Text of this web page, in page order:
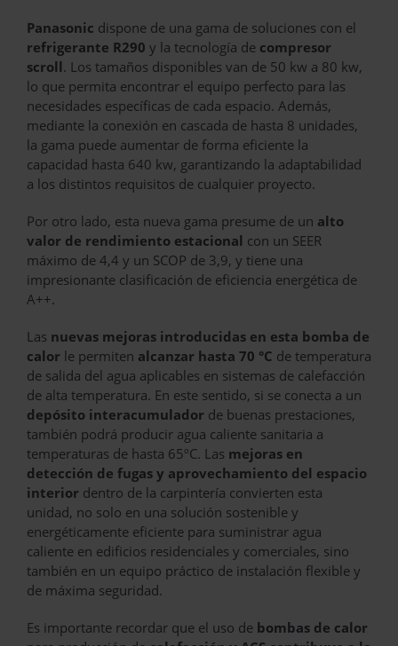
Panasonic dispone de una gama de soluciones con el
refrigerante R290 y la tecnología de compresor
scroll. Los tamaños disponibles van de 50 kw a 80 kw,
lo que permita encontrar el equipo perfecto para las
necesidades específicas de cada espacio. Además,
mediante la conexión en cascada de hasta 8 unidades,
la gama puede aumentar de forma eficiente la
capacidad hasta 640 kw, garantizando la adaptabilidad
a los distintos requisitos de cualquier proyecto.
Por otro lado, esta nueva gama presume de un alto
valor de rendimiento estacional con un SEER
máximo de 4,4 y un SCOP de 3,9, y tiene una
impresionante clasificación de eficiencia energética de
A++.
Las nuevas mejoras introducidas en esta bomba de
calor le permiten alcanzar hasta 70 °C de temperatura
de salida del agua aplicables en sistemas de calefacción
de alta temperatura. En este sentido, si se conecta a un
depósito interacumulador de buenas prestaciones,
también podrá producir agua caliente sanitaria a
temperaturas de hasta 65ºC. Las mejoras en
detección de fugas y aprovechamiento del espacio
interior dentro de la carpintería convierten esta
unidad, no solo en una solución sostenible y
energéticamente eficiente para suministrar agua
caliente en edificios residenciales y comerciales, sino
también en un equipo práctico de instalación flexible y
de máxima seguridad.
Es importante recordar que el uso de bombas de calor